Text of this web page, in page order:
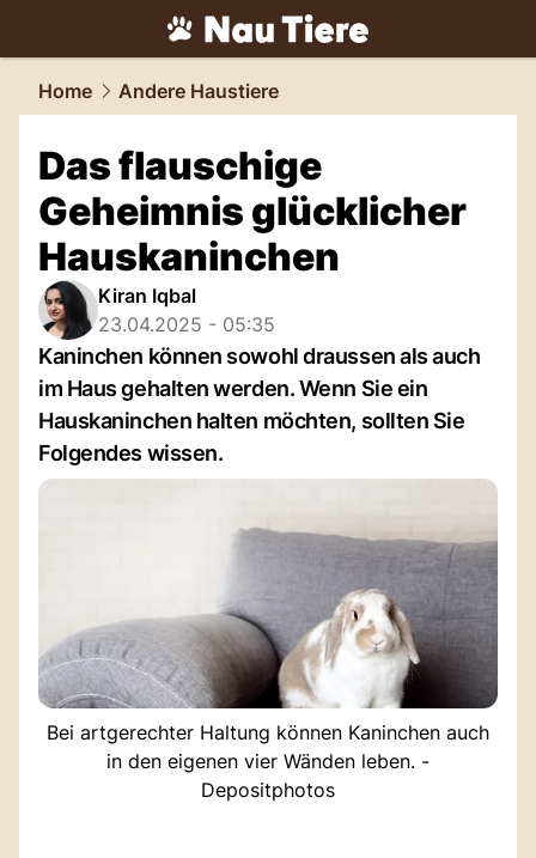
tiere.NAU.ch
Home Andere Haustiere
Das flauschige
Geheimnis glücklicher
Hauskaninchen
Kiran Iqbal
23.04.2025 - 05:35
Kaninchen können sowohl draussen als auch
im Haus gehalten werden. Wenn Sie ein
Hauskaninchen halten möchten, sollten Sie
Folgendes wissen.
Bei artgerechter Haltung können Kaninchen auch
in den eigenen vier Wänden leben. -
Depositphotos